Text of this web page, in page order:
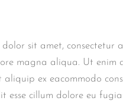
dolor sit amet,
magna aliqua. Ut enim
aliquip ex eacommodo
esse cillum dolore eu